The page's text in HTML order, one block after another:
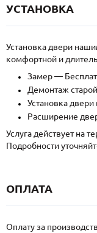
УСТАНОВКА
Установка двери
комфортной и
Замер —
Демонтаж
Установка
Расширение
Услуга действует на
Подробности
ОПЛАТА
Оплату за